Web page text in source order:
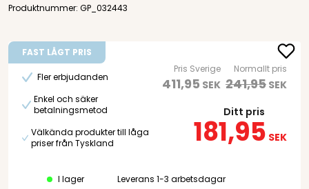
Produktnummer: GP_032443
FAST LÅGT PRIS
Fler erbjudanden
Enkel och säker
betalningsmetod
Välkända produkter till låga
priser från Tyskland
Pris Sverige
411,95 SEK
Normallt pris
241,95 SEK
Ditt pris
181,95 SEK
I lager Leverans 1-3 arbetsdagar